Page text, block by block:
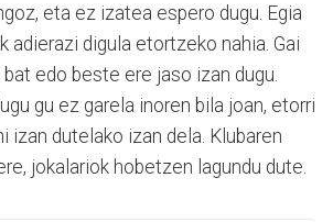
eta ez izatea espero dugu. Egia
adierazi digula etortzeko nahia. Gai
edo beste ere jaso izan dugu.
gu ez garela inoren bila joan, etorri
izan dutelako izan dela. Klubaren
jokalariok hobetzen lagundu dute.